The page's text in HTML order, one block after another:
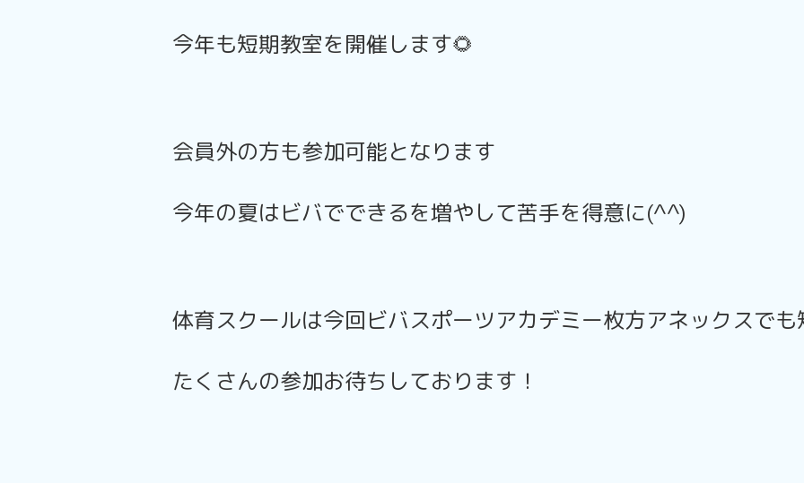
今年も短期教室を開催します🌻
会員外の方も参加可能となります
今年の夏はビバでできるを増やして苦手を得意に(^^)
体育スクールは今回ビバスポーツアカデミー枚方アネックスで
たくさんの参加お待ちしております！